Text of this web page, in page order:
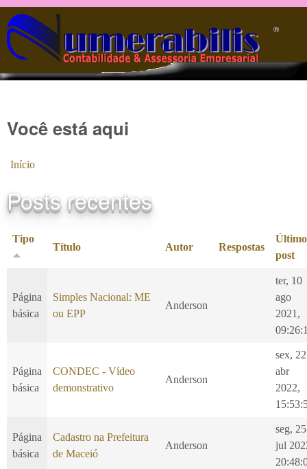
Pular para o conteúdo principal
®️
Você está aqui
Início
Posts recentes
Tipo
Título Autor Respostas
Último
post
Página
básica
Simples Nacional: ME
ou EPP
Anderson
ter, 10
ago
2021,
Página
básica
CONDEC - Vídeo
demonstrativo
Anderson
sex, 22
abr
2022,
Página
básica
Cadastro na Prefeitura
de Maceió
Anderson
seg, 25
jul